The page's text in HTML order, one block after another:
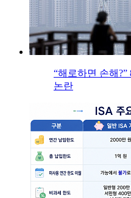
“해로하면 손해?”
논란